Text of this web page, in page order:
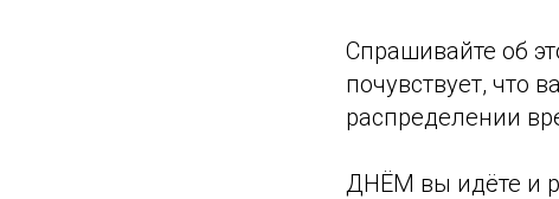
Спрашивайте об
почувствует, что
распределении
ДНЁМ вы идёте и